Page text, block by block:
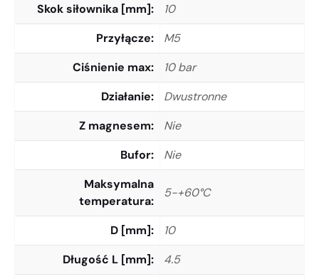
Skok siłownika [mm]
10
Przyłącze
M5
Ciśnienie max
10 bar
Działanie
Dwustronne
Z magnesem
Nie
Bufor
Nie
Maksymalna
temperatura
5-+60°C
D [mm]
10
Długość L [mm]
4.5